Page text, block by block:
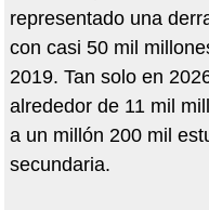
representado una
con casi 50 mil
2019. Tan solo en
alrededor de 11 mil
a un millón 200 mil
secundaria.